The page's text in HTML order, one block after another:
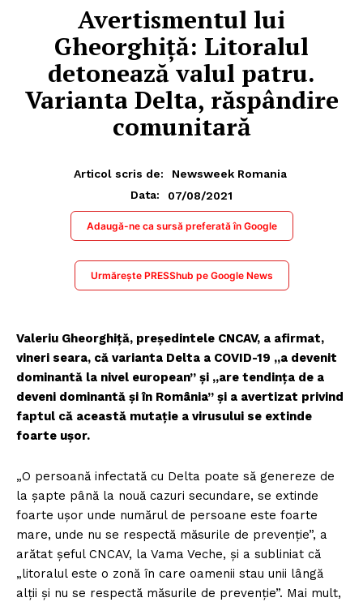
Avertismentul lui
Gheorghiță: Litoralul
detonează valul patru.
Varianta Delta, răspândire
comunitară
Articol scris de:
Newsweek Romania
Data:
07/08/2021
Adaugă-ne ca sursă preferată în Google
Urmărește PRESShub pe Google News
Valeriu Gheorghiţă, preşedintele CNCAV, a afirmat,
vineri seara, că varianta Delta a COVID-19 „a devenit
dominantă la nivel european” şi „are tendinţa de a
deveni dominantă şi în România” şi a avertizat privind
faptul că această mutaţie a virusului se extinde
foarte uşor.
„O persoană infectată cu Delta poate să genereze de
la şapte până la nouă cazuri secundare, se extinde
foarte uşor unde numărul de persoane este foarte
mare, unde nu se respectă măsurile de prevenţie”, a
arătat şeful CNCAV, la Vama Veche, şi a subliniat că
„litoralul este o zonă în care oamenii stau unii lângă
alţii şi nu se respectă măsurile de prevenţie”. Mai mult,